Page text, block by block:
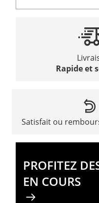
Rapide et
Satisfait ou
PROFITEZ
EN COURS